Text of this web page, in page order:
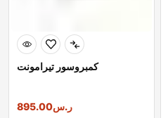
كمبروسور تيرامونت
ر.س895.00